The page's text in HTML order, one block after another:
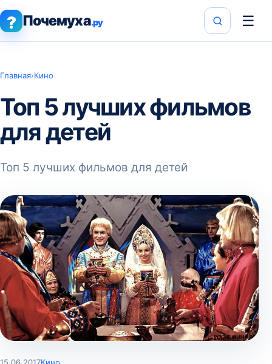
? Почемуха.ру ☰
Главная›Кино
Топ 5 лучших фильмов
для детей
Топ 5 лучших фильмов для детей
15.06.2017Кино